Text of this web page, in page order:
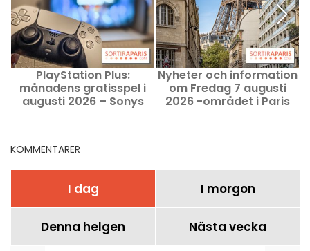
PlayStation Plus:
månadens gratisspel i
augusti 2026 – Sonys
Nyheter och information
om Fredag 7 augusti
2026 -området i Paris
KOMMENTARER
I dag I morgon
Denna helgen Nästa vecka